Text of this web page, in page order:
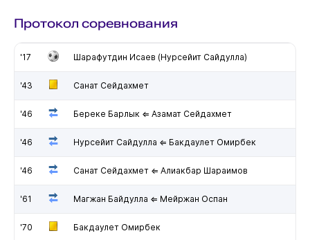
Протокол соревнования
'17 Шарафутдин Исаев (Нурсейит Сайдулла)
'43 Санат Сейдахмет
'46 Береке Барлык ⇐ Азамат Сейдахмет
'46 Нурсейит Сайдулла ⇐ Бакдаулет Омирбек
'46 Санат Сейдахмет ⇐ Алиакбар Шараимов
'61 Магжан Байдулла ⇐ Мейржан Оспан
'70 Бакдаулет Омирбек